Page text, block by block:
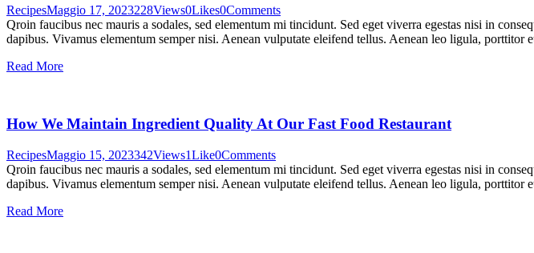
RecipesMaggio 17, 2023228Views0Likes0Comments
Qroin faucibus nec mauris a sodales, sed elementum mi tincidunt. Sed eget viverra egestas nisi in
dapibus. Vivamus elementum semper nisi. Aenean vulputate eleifend tellus. Aenean leo ligula,
Read More
How We Maintain Ingredient Quality At Our Fast Food Restaurant
RecipesMaggio 15, 2023342Views1Like0Comments
Qroin faucibus nec mauris a sodales, sed elementum mi tincidunt. Sed eget viverra egestas nisi in
dapibus. Vivamus elementum semper nisi. Aenean vulputate eleifend tellus. Aenean leo ligula,
Read More